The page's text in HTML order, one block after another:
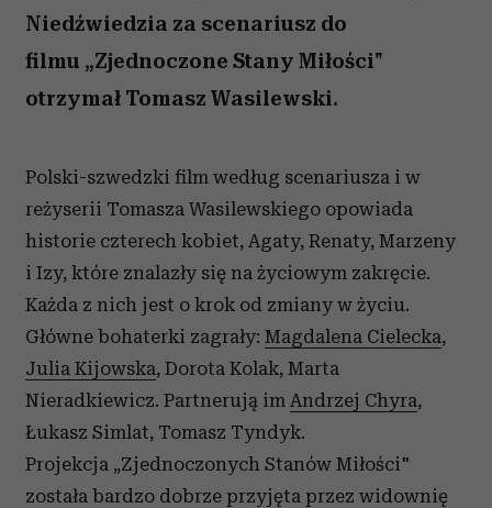
Niedźwiedzia za scenariusz do
filmu „Zjednoczone Stany Miłości"
otrzymał Tomasz Wasilewski.
Polski-szwedzki film według scenariusza i w
reżyserii Tomasza Wasilewskiego opowiada
historie czterech kobiet, Agaty, Renaty, Marzeny
i Izy, które znalazły się na życiowym zakręcie.
Każda z nich jest o krok od zmiany w życiu.
Główne bohaterki zagrały: Magdalena Cielecka,
Julia Kijowska, Dorota Kolak, Marta
Nieradkiewicz. Partnerują im Andrzej Chyra,
Łukasz Simlat, Tomasz Tyndyk.
Projekcja „Zjednoczonych Stanów Miłości"
została bardzo dobrze przyjęta przez widownię